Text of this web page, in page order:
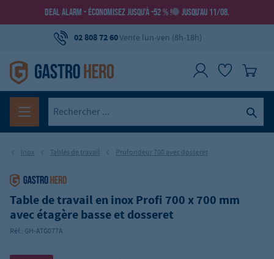
DEAL ALARM - ÉCONOMISEZ JUSQU’À -52 % ! JUSQU’AU 11/08.
02 808 72 60Vente lun-ven (8h-18h)
Inox Tables de travail Profondeur 700 avec dosseret
Table de travail en inox Profi 700 x 700 mm
avec étagère basse et dosseret
Réf.: GH-ATG077A